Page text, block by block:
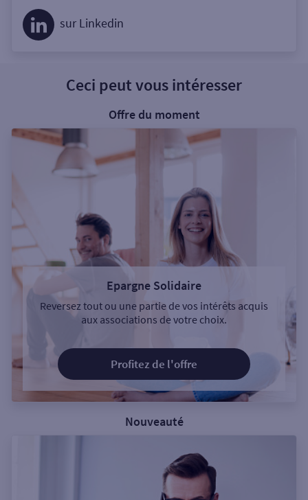
sur Linkedin
Ceci peut vous intéresser
Offre du moment
Epargne Solidaire
Reversez tout ou une partie de vos intérêts acquis
aux associations de votre choix.
Profitez de l'offre
Nouveauté